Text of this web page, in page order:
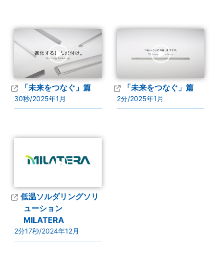
「未来をつなぐ」篇
30秒/2025年1月
「未来をつなぐ」篇
2分/2025年1月
低温ソルダリングソリ
ューション
MILATERA
2分17秒/2024年12月